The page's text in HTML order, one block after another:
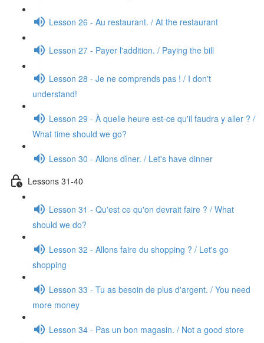
Lesson 26 - Au restaurant. / At the restaurant
Lesson 27 - Payer l'addition. / Paying the bill
Lesson 28 - Je ne comprends pas ! / I don't
understand!
Lesson 29 - À quelle heure est-ce qu'il faudra y aller ? /
What time should we go?
Lesson 30 - Allons dîner. / Let's have dinner
Lessons 31-40
Lesson 31 - Qu'est ce qu'on devrait faire ? / What
should we do?
Lesson 32 - Allons faire du shopping ? / Let's go
shopping
Lesson 33 - Tu as besoin de plus d'argent. / You need
more money
Lesson 34 - Pas un bon magasin. / Not a good store